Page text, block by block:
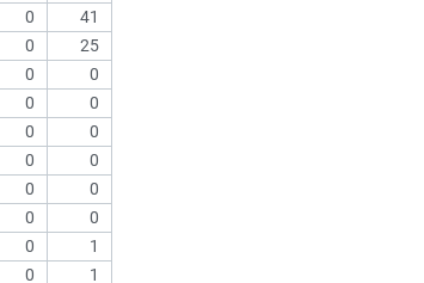
0
41
0
25
0
0
0 0
0
0
0
0
0
0
0 0
0
1
0
1